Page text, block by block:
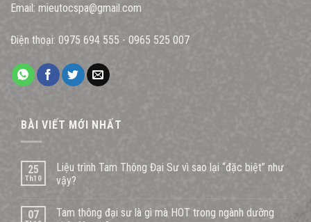
Email: mieutocspa@gmail.com
Điện thoại: 0975 694 555 - 0965 525 007
BÀI VIẾT MỚI NHẤT
25
Th10
Liệu trình Tam Thông Đại Sư vì sao lại “đặc biệt” như
vậy?
07
Tam thông đại sư là gì mà HOT trong ngành dưỡng